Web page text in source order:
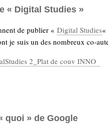
« Digital Studies »
de publier « Digital Studies
je suis un des nombreux co-
quoi » de Google